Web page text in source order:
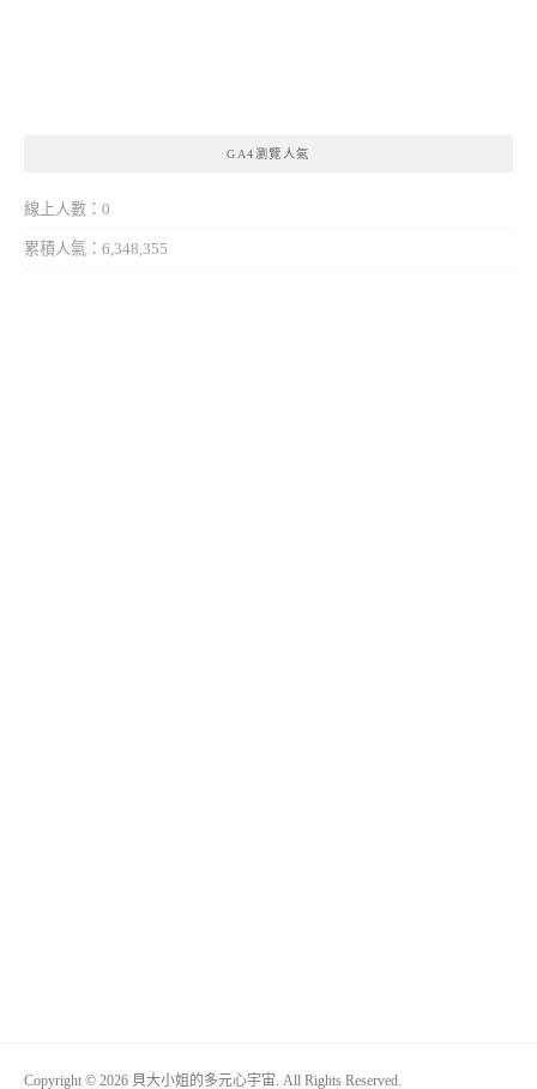
GA4瀏覽人氣
線上人數：0
累積人氣：6,348,355
Copyright © 2026 貝大小姐的多元心宇宙. All Rights Reserved.